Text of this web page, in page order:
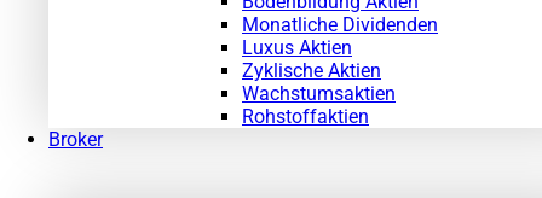
Monatliche Dividenden
Luxus Aktien
Zyklische Aktien
Wachstumsaktien
Rohstoffaktien
Broker